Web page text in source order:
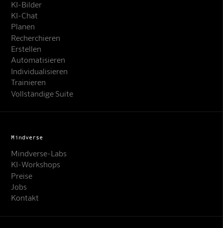
KI-Bilder
KI-Chat
Planen
Recherchieren
Erstellen
Automatisieren
Individualisieren
Trainieren
Vollständige Suite
Mindverse
Mindverse-Labs
KI-Workshops
Preise
Jobs
Kontakt